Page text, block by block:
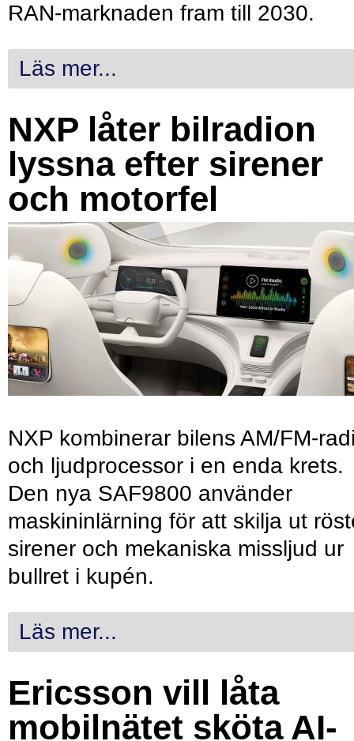
RAN-marknaden fram till 2030.
Läs mer...
NXP låter bilradion
lyssna efter sirener
och motorfel
NXP kombinerar bilens AM/FM-
och ljudprocessor i en enda krets.
Den nya SAF9800 använder
maskininlärning för att skilja ut
sirener och mekaniska missljud ur
bullret i kupén.
Läs mer...
Ericsson vill låta
mobilnätet sköta AI-